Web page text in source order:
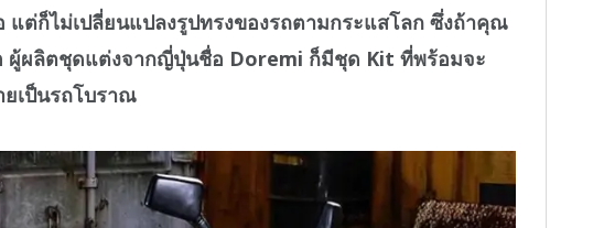
ต่ก็ไม่เปลี่ยนแปลงรูปทรงของรถตามกระแสโลก ซึ่งถ้าคุณ
ผู้ผลิตชุดแต่งจากญี่ปุ่นชื่อ Doremi ก็มีชุด Kit ที่พร้อมจะ
เป็นรถโบราณ